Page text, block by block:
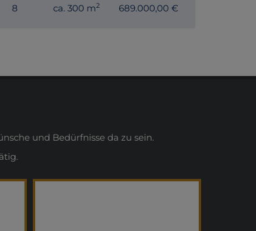
8
ca. 300 m2
689.000,00 €
und Bedürfnisse da zu sein.